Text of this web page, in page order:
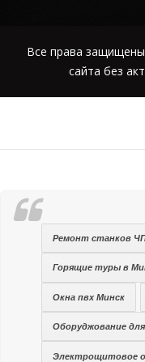
Все права
сайта без
Ремонт станков
Горящие туры в
Окна пвх Минск
Оборуджование
Электрощитовое